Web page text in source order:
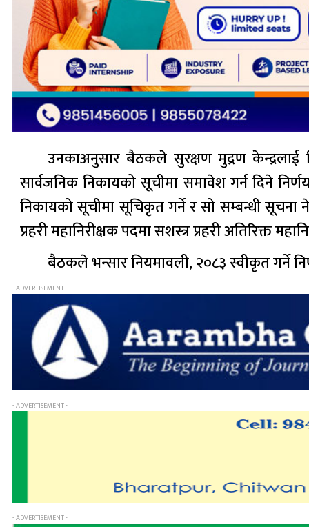
उनकाअनुसार बैठकले सुरक्षण मुद्रण केन्द्रलाई
सार्वजनिक निकायको सूचीमा समावेश गर्न दिने निर्णय
निकायको सूचीमा सूचिकृत गर्ने र सो सम्बन्धी सूचना
प्रहरी महानिरीक्षक पदमा सशस्त्र प्रहरी अतिरिक्त
बैठकले भन्सार नियमावली, २०८३ स्वीकृत गर्ने
- ADVERTISEMENT -
- ADVERTISEMENT -
- ADVERTISEMENT -